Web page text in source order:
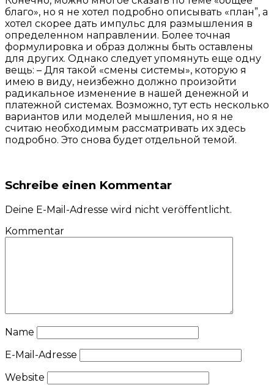
благо», но я не хотел подробно описывать «план”, а
хотел скорее дать импульс для размышления в
определенном направлении. Более точная
формулировка и образ должны быть оставлены
для других. Однако следует упомянуть еще одну
вещь: – Для такой «смены системы», которую я
имею в виду, неизбежно должно произойти
радикальное изменение в нашей денежной и
платежной системах. Возможно, тут есть несколько
вариантов или моделей мышления, но я не
считаю необходимым рассматривать их здесь
подробно. Это снова будет отдельной темой.
Schreibe einen Kommentar
Deine E-Mail-Adresse wird nicht veröffentlicht.
Kommentar
Name
E-Mail-Adresse
Website